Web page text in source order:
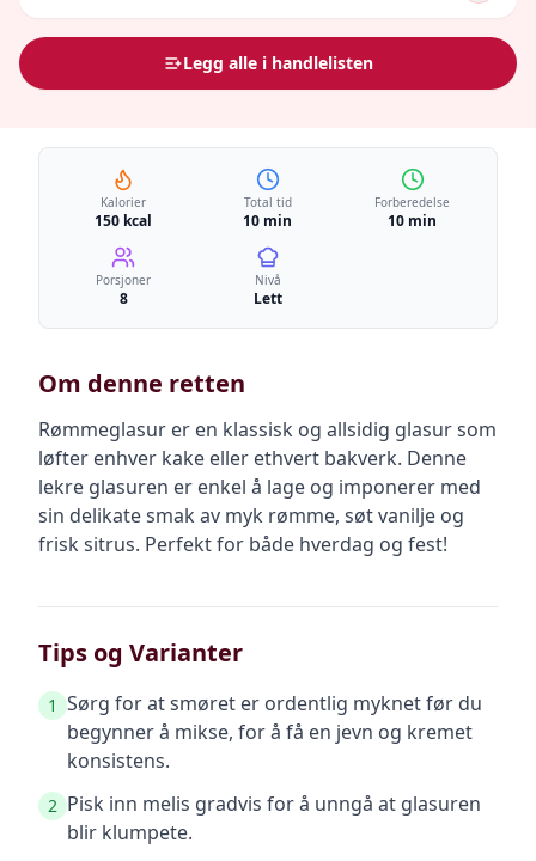
Legg alle i handlelisten
Kalorier
150 kcal
Total tid
10 min
Forberedelse
10 min
Porsjoner
8
Nivå
Lett
Om denne retten
Rømmeglasur er en klassisk og allsidig glasur som
løfter enhver kake eller ethvert bakverk. Denne
lekre glasuren er enkel å lage og imponerer med
sin delikate smak av myk rømme, søt vanilje og
frisk sitrus. Perfekt for både hverdag og fest!
Tips og Varianter
1 Sørg for at smøret er ordentlig myknet før du
begynner å mikse, for å få en jevn og kremet
konsistens.
2 Pisk inn melis gradvis for å unngå at glasuren
blir klumpete.